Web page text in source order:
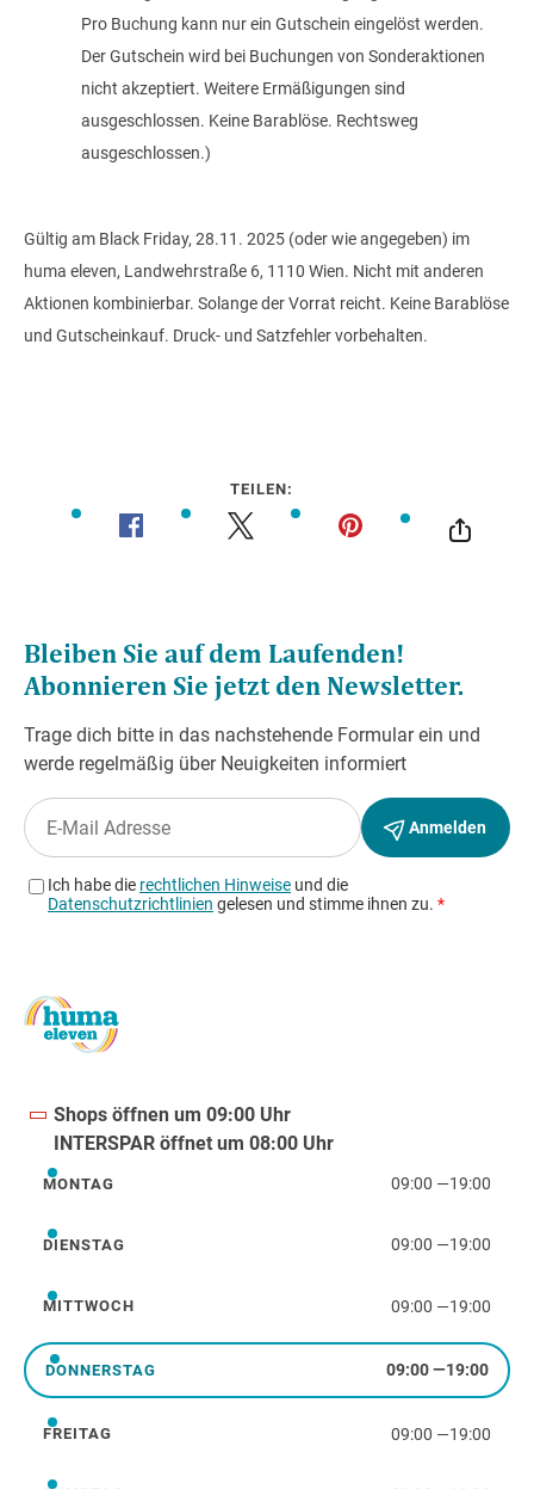
Pro Buchung kann nur ein Gutschein eingelöst werden.
Der Gutschein wird bei Buchungen von Sonderaktionen
nicht akzeptiert. Weitere Ermäßigungen sind
ausgeschlossen. Keine Barablöse. Rechtsweg
ausgeschlossen.)
Gültig am Black Friday, 28.11. 2025 (oder wie angegeben) im
huma eleven, Landwehrstraße 6, 1110 Wien. Nicht mit anderen
Aktionen kombinierbar. Solange der Vorrat reicht. Keine Barablöse
und Gutscheinkauf. Druck- und Satzfehler vorbehalten.
TEILEN:
Shops öffnen um 09:00 Uhr
INTERSPAR öffnet um 08:00 Uhr
Montag
MONTAG 09:00 —19:00
Dienstag
DIENSTAG 09:00 —19:00
Mittwoch
MITTWOCH 09:00 —19:00
Donnerstag
DONNERSTAG 09:00—19:00
Freitag
FREITAG 09:00 —19:00